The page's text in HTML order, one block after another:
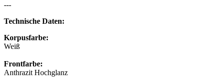
---
Technische Daten:
Korpusfarbe:
Weiß
Frontfarbe:
Anthrazit Hochglanz